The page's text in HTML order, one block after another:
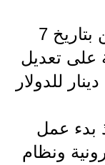
وكان مجلس الوزراء، قد أعلن بتاريخ 7
المصادقة على تعديل
سعر صرف الدولار إلى 1320 دينار للدولار
بدء عمل
ونظام